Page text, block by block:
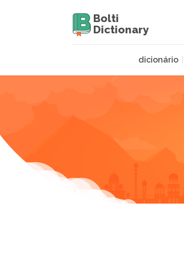
Bolti
Dictionary
dicionário